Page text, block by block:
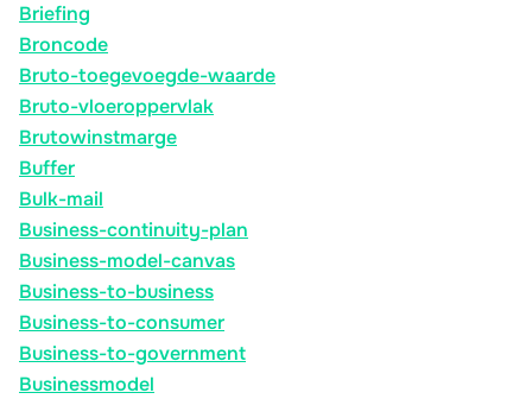
Briefing
Broncode
Bruto-toegevoegde-waarde
Bruto-vloeroppervlak
Brutowinstmarge
Buffer
Bulk-mail
Business-continuity-plan
Business-model-canvas
Business-to-business
Business-to-consumer
Business-to-government
Businessmodel